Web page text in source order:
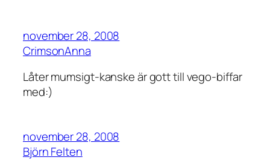
november 28, 2008
CrimsonAnna
Låter mumsigt-kanske är gott till vego-biffar
med:)
november 28, 2008
Björn Felten